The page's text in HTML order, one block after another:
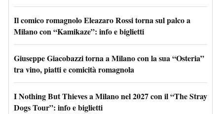
Il comico romagnolo Eleazaro Rossi torna sul palco a
Milano con “Kamikaze”: info e biglietti
Giuseppe Giacobazzi torna a Milano con la sua “Osteria”
tra vino, piatti e comicità romagnola
I Nothing But Thieves a Milano nel 2027 con il “The Stray
Dogs Tour”: info e biglietti